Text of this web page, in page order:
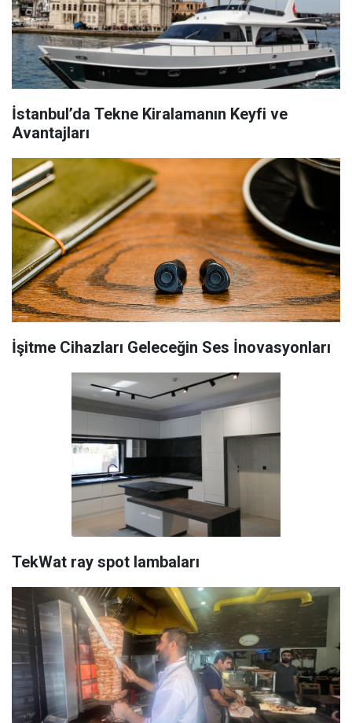
İstanbul’da Tekne Kiralamanın Keyfi ve
Avantajları
İşitme Cihazları Geleceğin Ses İnovasyonları
TekWat ray spot lambaları